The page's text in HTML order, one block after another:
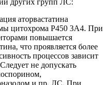
аторвастатина
цитохрома Р450 3A4. При
повышается
что проявляется более
процессов зависит
не допускать
и пр. ЛС. При